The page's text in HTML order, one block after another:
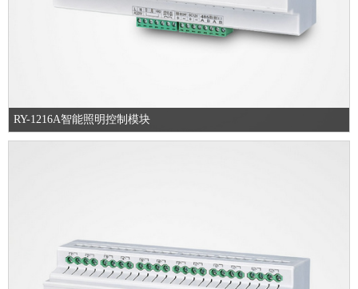
RY-1216A智能照明控制模块